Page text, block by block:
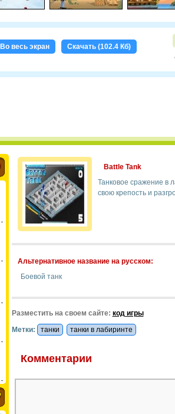
Во весь экран Скачать (102.4 Кб)
Battle Tank
Танковое сражение в
свою крепость и
Альтернативное название на русском:
Боевой танк
Разместить на своем сайте: код игры
Метки:
танки танки в лабиринте
Комментарии